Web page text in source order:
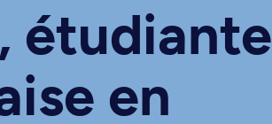
étudiante
en